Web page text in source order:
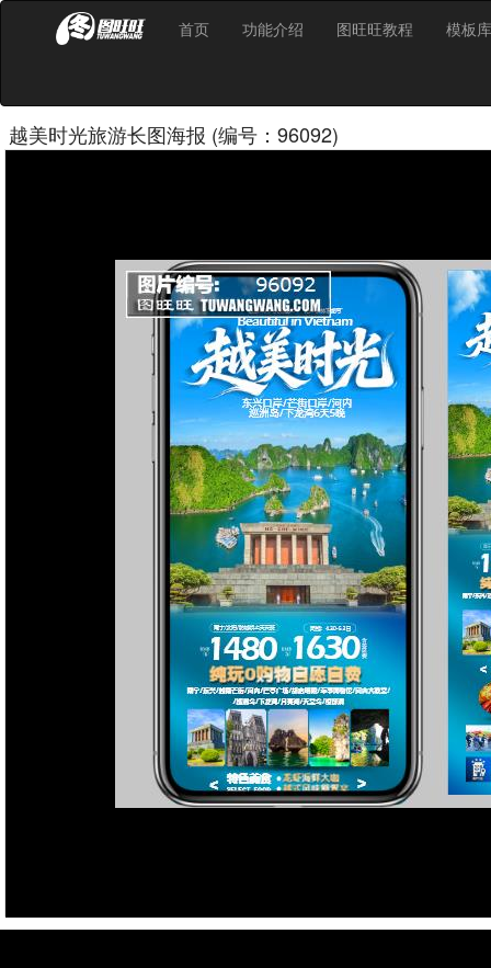
首页 功能介绍 图旺旺教程 模板库
越美时光旅游长图海报 (编号：96092)